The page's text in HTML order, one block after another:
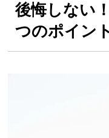
後悔しない
つのポイント